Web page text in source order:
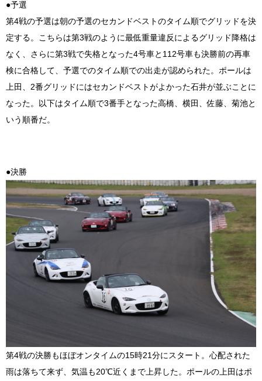
●予選
第4戦の予選は朝の予選のセカンドベストのタイム順でグリッドを決
定する。こちらは第3戦のように最低重量違反によるグリッド降格は
なく、さらに第3戦で失格となった4号車と112号車も決勝前の再車
検に合格して、予選でのタイム順での出走が認められた。ポールは
上田、2番グリッドにはセカンドベストがよかった石井が並ぶことに
なった。以下はタイム順で3番手となった高橋、横田、佐藤、菊池と
いう順番だ。
●決勝
第4戦の決勝もほぼオンタイムの15時21分にスタート。心配された
雨は落ちて来ず、気温も20℃近くまで上昇した。ポールの上田はポ